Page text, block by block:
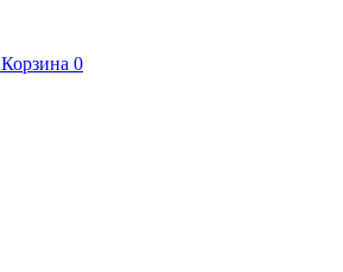
Корзина 0